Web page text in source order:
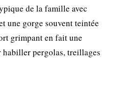
de la famille avec
une gorge souvent teintée
grimpant en fait une
pergolas, treillages